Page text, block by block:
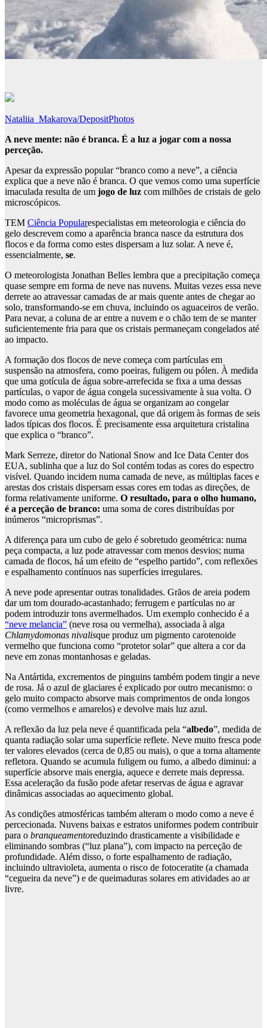
Nataliia_Makarova/DepositPhotos
A neve mente: não é branca. É a luz a jogar com a nossa
perceção.
Apesar da expressão popular “branco como a neve”, a ciência
explica que a neve não é branca. O que vemos como uma superfície
imaculada resulta de um jogo de luz com milhões de cristais de gelo
microscópicos.
TEM Ciência Popularespecialistas em meteorologia e ciência do
gelo descrevem como a aparência branca nasce da estrutura dos
flocos e da forma como estes dispersam a luz solar. A neve é,
essencialmente, se.
O meteorologista Jonathan Belles lembra que a precipitação começa
quase sempre em forma de neve nas nuvens. Muitas vezes essa neve
derrete ao atravessar camadas de ar mais quente antes de chegar ao
solo, transformando-se em chuva, incluindo os aguaceiros de verão.
Para nevar, a coluna de ar entre a nuvem e o chão tem de se manter
suficientemente fria para que os cristais permaneçam congelados até
ao impacto.
A formação dos flocos de neve começa com partículas em
suspensão na atmosfera, como poeiras, fuligem ou pólen. À medida
que uma gotícula de água sobre-arrefecida se fixa a uma dessas
partículas, o vapor de água congela sucessivamente à sua volta. O
modo como as moléculas de água se organizam ao congelar
favorece uma geometria hexagonal, que dá origem às formas de seis
lados típicas dos flocos. É precisamente essa arquitetura cristalina
que explica o “branco”.
Mark Serreze, diretor do National Snow and Ice Data Center dos
EUA, sublinha que a luz do Sol contém todas as cores do espectro
visível. Quando incidem numa camada de neve, as múltiplas faces e
arestas dos cristais dispersam essas cores em todas as direções, de
forma relativamente uniforme. O resultado, para o olho humano,
é a perceção de branco: uma soma de cores distribuídas por
inúmeros “microprismas”.
A diferença para um cubo de gelo é sobretudo geométrica: numa
peça compacta, a luz pode atravessar com menos desvios; numa
camada de flocos, há um efeito de “espelho partido”, com reflexões
e espalhamento contínuos nas superfícies irregulares.
A neve pode apresentar outras tonalidades. Grãos de areia podem
dar um tom dourado-acastanhado; ferrugem e partículas no ar
podem introduzir tons avermelhados. Um exemplo conhecido é a
“neve melancia” (neve rosa ou vermelha), associada à alga
Chlamydomonas nivalisque produz um pigmento carotenoide
vermelho que funciona como “protetor solar” que altera a cor da
neve em zonas montanhosas e geladas.
Na Antártida, excrementos de pinguins também podem tingir a neve
de rosa. Já o azul de glaciares é explicado por outro mecanismo: o
gelo muito compacto absorve mais comprimentos de onda longos
(como vermelhos e amarelos) e devolve mais luz azul.
A reflexão da luz pela neve é quantificada pela “albedo”, medida de
quanta radiação solar uma superfície reflete. Neve muito fresca pode
ter valores elevados (cerca de 0,85 ou mais), o que a torna altamente
refletora. Quando se acumula fuligem ou fumo, a albedo diminui: a
superfície absorve mais energia, aquece e derrete mais depressa.
Essa aceleração da fusão pode afetar reservas de água e agravar
dinâmicas associadas ao aquecimento global.
As condições atmosféricas também alteram o modo como a neve é ​​
percecionada. Nuvens baixas e estratos uniformes podem contribuir
para o branqueamentoreduzindo drasticamente a visibilidade e
eliminando sombras (“luz plana”), com impacto na perceção de
profundidade. Além disso, o forte espalhamento de radiação,
incluindo ultravioleta, aumenta o risco de fotoceratite (a chamada
“cegueira da neve”) e de queimaduras solares em atividades ao ar
livre.